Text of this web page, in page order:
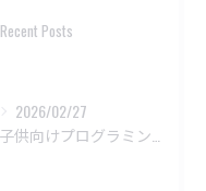
Recent Posts
2026/02/27